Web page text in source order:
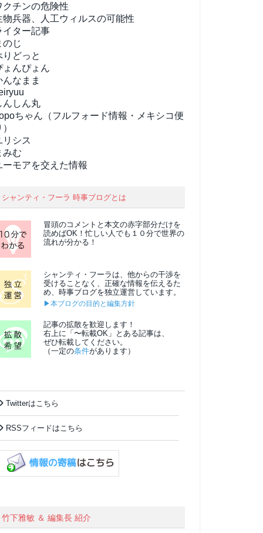
クチンの危険性
物兵器、人工ウィルスの可能性
イター記事
のじ
りどっと
ょんぴょん
んなまま
んしん丸
ちゃん（フルフォード情報・メキシコ便
リシス
みむ
ーモアを交えた情報
シャンティ・フーラ 時事ブログとは
冒頭のコメントと本文の赤字部分だけを
読めばOK！忙しい人でも１０分で世界の
流れが分かる！
シャンティ・フーラは、他からの干渉を
受けることなく、正確な情報を伝えるた
め、時事ブログを独立運営しています。
▶本ブログの目的と編集方針
記事の拡散を歓迎します！
右上に「〜転載OK」とある記事は、
ぜひ転載してください。
（一定の条件があります）
Twitterはこちら
RSSフィードはこちら
竹下雅敏 ＆ 編集長 紹介